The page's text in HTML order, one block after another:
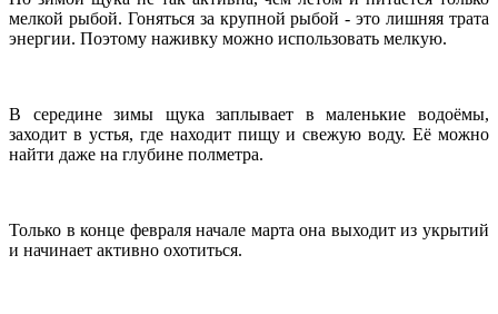
мелкой рыбой. Гоняться за крупной рыбой - это лишняя трата
энергии. Поэтому наживку можно использовать мелкую.
В середине зимы щука заплывает в маленькие водоёмы,
заходит в устья, где находит пищу и свежую воду. Её можно
найти даже на глубине полметра.
Только в конце февраля начале марта она выходит из укрытий
и начинает активно охотиться.